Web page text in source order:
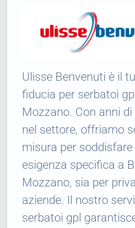
Ulisse Benvenuti è il
fiducia per serbatoi
Mozzano. Con anni
nel settore, offriamo
misura per soddisfare
esigenza specifica a
Mozzano, sia per
aziende. Il nostro
serbatoi gpl